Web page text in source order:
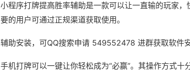
小程序打牌提高胜率辅助是一款可以让一直输的玩家，
要的用户可通过正规渠道获取使用。
辅助安装，可QQ搜索申请 549552478 进群获取软件
手机打牌可以一键让你轻松成为“必赢”。其操作方式